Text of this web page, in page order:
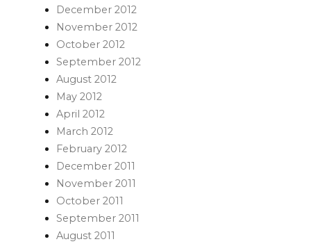
December 2012
November 2012
October 2012
September 2012
August 2012
May 2012
April 2012
March 2012
February 2012
December 2011
November 2011
October 2011
September 2011
August 2011